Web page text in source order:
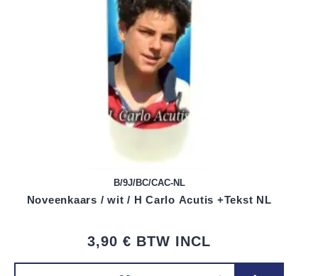
B/9J/BC/CAC-NL
Noveenkaars / wit / H Carlo Acutis +Tekst NL
3,90 € BTW INCL